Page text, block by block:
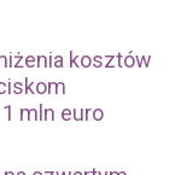
kosztów
mln euro